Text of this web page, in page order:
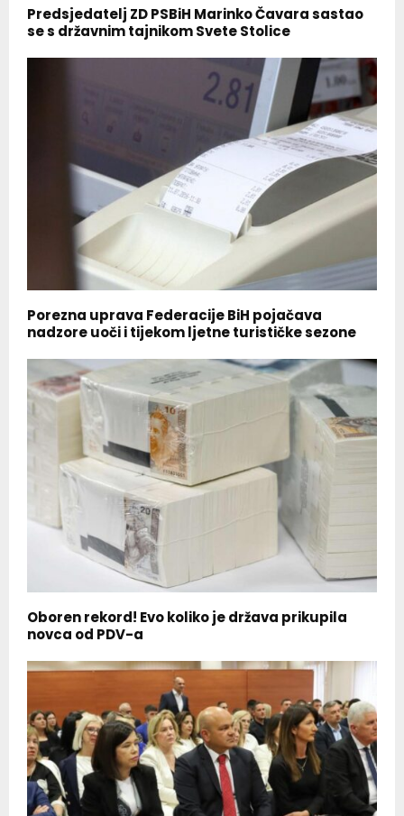
Predsjedatelj ZD PSBiH Marinko Čavara sastao
se s državnim tajnikom Svete Stolice
Porezna uprava Federacije BiH pojačava
nadzore uoči i tijekom ljetne turističke sezone
Oboren rekord! Evo koliko je država prikupila
novca od PDV-a